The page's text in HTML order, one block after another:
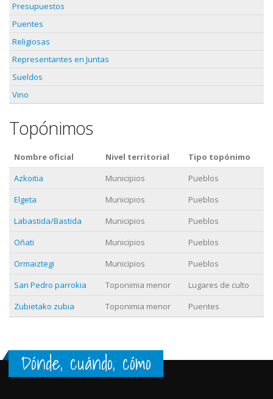
Presupuestos
Puentes
Religiosas
Representantes en Juntas
Sueldos
Vino
Topónimos
Nombre oficial Nivel territorial
Tipo topónimo
Azkoitia
Municipios
Pueblos
Elgeta
Municipios
Pueblos
Labastida/Bastida
Municipios
Pueblos
Oñati
Municipios
Pueblos
Ormaiztegi
Municipios
Pueblos
San Pedro parrokia
Toponimia menor
Lugares de culto
Zubietako zubia
Toponimia menor Puentes
Dónde, cuándo, cómo